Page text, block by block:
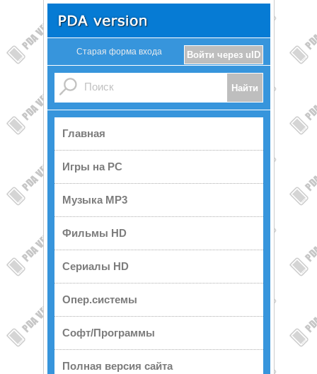
Войти через uID
Старая форма входа
Главная
Игры на PC
Музыка MP3
Фильмы HD
Сериалы HD
Опер.системы
Софт/Программы
Полная версия сайта